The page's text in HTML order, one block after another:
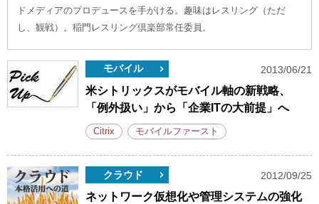
ドメディアのプロデュースを手がける。趣味はレスリング（ただ
し、観戦）。稲門レスリング倶楽部常任委員。
モバイル 2013/06/21
米シトリックスがモバイル軸の新戦略、
「例外扱い」から「企業ITの大前提」へ
Citrix モバイルファースト
クラウド 2012/09/25
ネットワーク仮想化や管理システムの強化